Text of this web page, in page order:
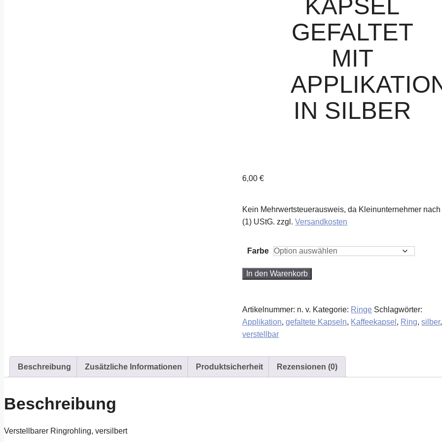
KAPSEL
GEFALTET
MIT
IN SILBER
6,00€
Kein Mehrwertsteuerausweis, da Kleinunternehmer
(1) UStG. zzgl.Versandkosten
Farbe
Ring
mit
Applikation
in
In den Warenkorb
Artikelnummer: n. v. Kategorie: Ringe Schlagwörter:
Applikation,gefaltete Kapseln, Kaffeekapsel , Ring,silber,
verstellbar
Beschreibung Zusätzliche Informationen Produktsicherheit Rezensionen (0)
Beschreibung
Verstellbarer Ringrohling, versilbert